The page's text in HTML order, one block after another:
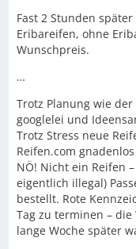
Fast 2 Stunden
Eribareifen, ohne
Wunschpreis.
…
Trotz Planung wie
googlelei und
Trotz Stress neue
Reifen.com
NÖ! Nicht ein Reifen
eigentlich illegal)
bestellt. Rote
Tag zu terminen –
lange Woche später